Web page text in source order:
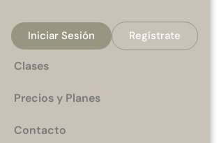
Iniciar Sesión Regístrate
Clases
Precios y Planes
Contacto